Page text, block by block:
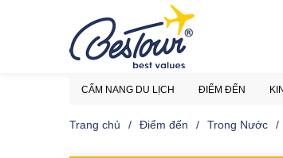
CẨM NANG DU LỊCH ĐIỂM ĐẾN
Trang chủ Điểm đến Trong Nước